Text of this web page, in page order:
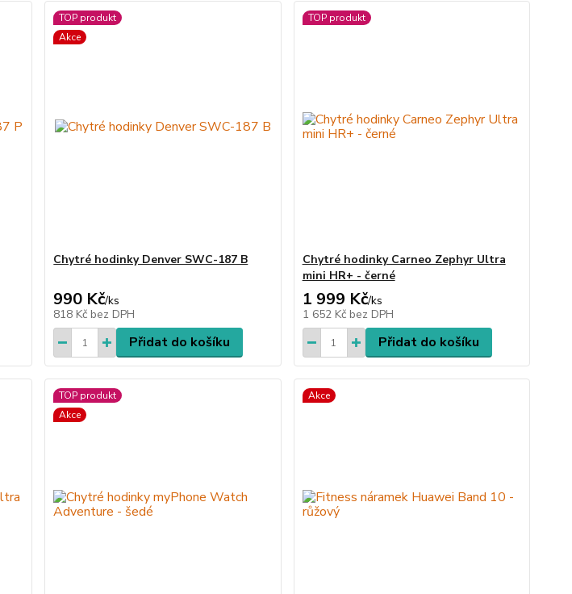
TOP produkt
Akce
Chytré hodinky Denver SWC-187 B
990 Kč/ks
818 Kč bez DPH
Přidat do košíku
TOP produkt
Chytré hodinky Carneo Zephyr Ultra
mini HR+ - černé
1 999 Kč/ks
1 652 Kč bez DPH
Přidat do košíku
TOP produkt
Akce
Akce